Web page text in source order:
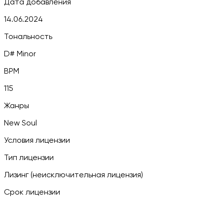
Дата добавления
14.06.2024
Тональность
D# Minor
BPM
115
Жанры
New Soul
Условия лицензии
Тип лицензии
Лизинг (неисключительная лицензия)
Срок лицензии